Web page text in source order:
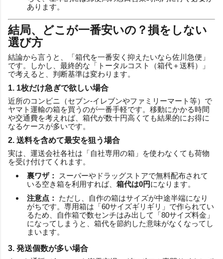
あります。
結局、どこが一番安いの？損をしない
選び方
結論から言うと、「箱代を一番安く抑えたいなら佐川急便」
です。しかし、最終的な「トータルコスト（箱代＋送料）」
で考えると、判断基準は変わります。
1. 1枚だけ急ぎで欲しい場合
近所のコンビニ（セブン-イレブンやファミリーマート等）で
ヤマト運輸の箱を買うのが一番手軽です。移動にかかる時間
や交通費を考えれば、箱代が数十円高くても結果的にお得に
なるケースが多いです。
2. 送料を含めて最安を狙う場合
実は、運送会社各社は「自社専用の箱」を使わなくても荷物
を受け付けてくれます。
裏ワザ：
スーパーやドラッグストアで無料配布されて
いる空き箱を利用すれば、 箱代は0円になります。
注意点：
ただし、自作の箱はサイズが中途半端になり
がちです。専用箱は「60サイズギリギリ」で作られてい
るため、自作箱で数センチはみ出して「80サイズ料金」
になってしまうと、箱代を節約した意味がなくなってし
まいます。
3. 発送個数が多い場合